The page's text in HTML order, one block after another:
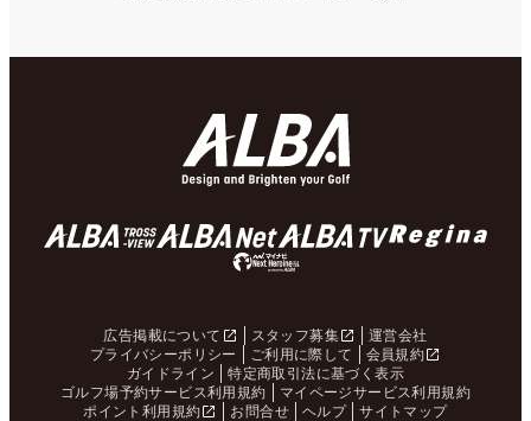
広告掲載について スタッフ募集
運営会社
プライバシーポリシー
ご利用に際して
会員規約
ガイドライン
特定商取引法に基づく表示
ゴルフ場予約サービス利用規約
マイページサービス利用規約
ポイント利用規約
お問合せ ヘルプ サイトマップ